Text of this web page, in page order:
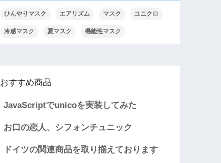
ひんやりマスク エアリズム マスク ユニクロ
冷感マスク 夏マスク 機能性マスク
おすすめ商品
JavaScriptでunicoを実装してみた
お口の恋人、シフォンチュニック
ドイツの関連商品を取り揃えております